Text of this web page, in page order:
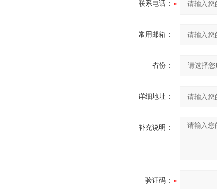
联系电话：
常用邮箱：
省份：
详细地址：
补充说明：
验证码：